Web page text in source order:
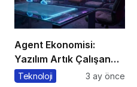
Agent Ekonomisi:
Yazılım Artık Çalışan
Gibi ‘Görev’ Alıyor
Teknoloji 3 ay önce